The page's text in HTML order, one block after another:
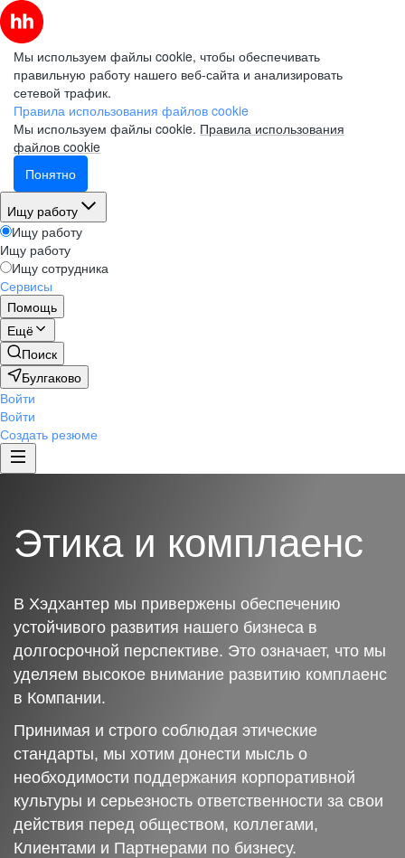
Мы используем файлы cookie, чтобы обеспечивать
правильную работу нашего веб-сайта и анализировать
сетевой трафик.
Правила использования файлов cookie
Мы используем файлы cookie. Правила использования
файлов cookie
Понятно
Ищу работу
Ищу работу
Ищу работу
Ищу сотрудника
Сервисы
Помощь
Ещё
Поиск
Булгаково
Войти
Войти
Создать резюме
Этика и комплаенс
В Хэдхантер мы привержены обеспечению
устойчивого развития нашего бизнеса в
долгосрочной перспективе. Это означает, что мы
уделяем высокое внимание развитию комплаенс
в Компании.
Принимая и строго соблюдая этические
стандарты, мы хотим донести мысль о
необходимости поддержания корпоративной
культуры и серьезность ответственности за свои
действия перед обществом, коллегами,
Клиентами и Партнерами по бизнесу.